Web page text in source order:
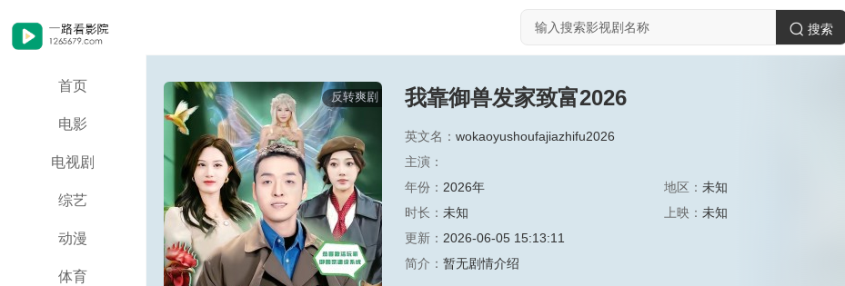
首页
电影
电视剧
综艺
动漫
体育
搜索
反转爽剧 我靠御兽发家致富2026
英文名： wokaoyushoufajiazhifu2026
主演：
年份： 2026年 地区： 未知
时长： 未知 上映： 未知
更新： 2026-06-05 15:13:11
简介： 暂无剧情介绍